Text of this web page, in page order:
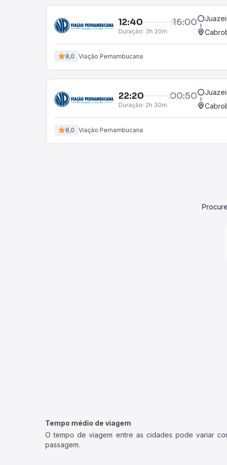
12:40 16:00
Duração: 3h 20m
8,0 Viação Pernambucana
22:20 00:50
Duração: 2h 30m
8,0 Viação Pernambucana
Tempo médio de viagem
O tempo de viagem entre as cidades pode variar
passagem.